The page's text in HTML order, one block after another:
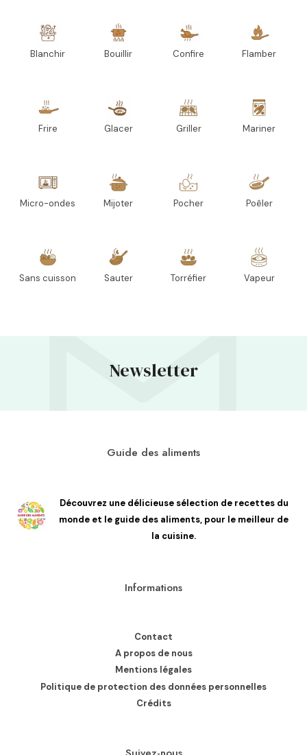
Blanchir Bouillir Confire Flamber
Frire Glacer Griller Mariner
Micro-ondes Mijoter Pocher Poêler
Sans cuisson Sauter Torréfier Vapeur
Newsletter
Guide des aliments
Découvrez une délicieuse sélection de recettes du
monde et le guide des aliments, pour le meilleur de
la cuisine.
Informations
Contact
A propos de nous
Mentions légales
Politique de protection des données personnelles
Crédits